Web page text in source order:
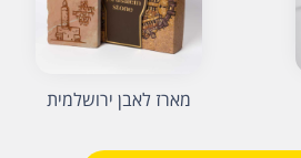
מארז לאבן ירושלמית